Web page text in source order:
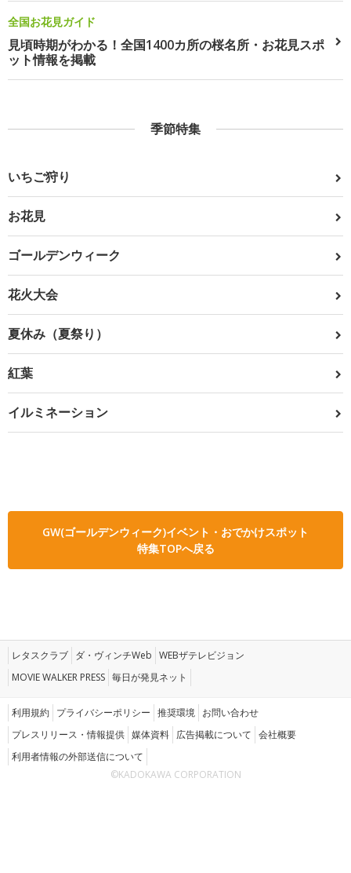
全国お花見ガイド
見頃時期がわかる！全国1400カ所の桜名所・お花見スポ
ット情報を掲載
季節特集
いちご狩り
お花見
ゴールデンウィーク
花火大会
夏休み（夏祭り）
紅葉
イルミネーション
GW(ゴールデンウィーク)イベント・おでかけスポット
特集TOPへ戻る
レタスクラブ ダ・ヴィンチWeb WEBザテレビジョン
MOVIE WALKER PRESS 毎日が発見ネット
利用規約 プライバシーポリシー 推奨環境 お問い合わせ
プレスリリース・情報提供 媒体資料 広告掲載について 会社概要
利用者情報の外部送信について
©KADOKAWA CORPORATION